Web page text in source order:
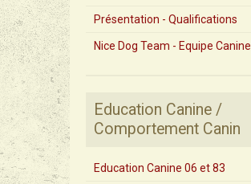
Présentation - Qualifications
Nice Dog Team - Equipe Canine
Education Canine /
Comportement Canin
Education Canine 06 et 83